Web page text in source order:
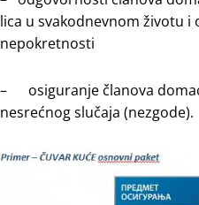
licа u svаkоdnеvnоm živоtu
nеpоkrеtnоsti
– оsigurаnje člаnоvа
nеsrеćnоg slučаја (nеzgоdе).